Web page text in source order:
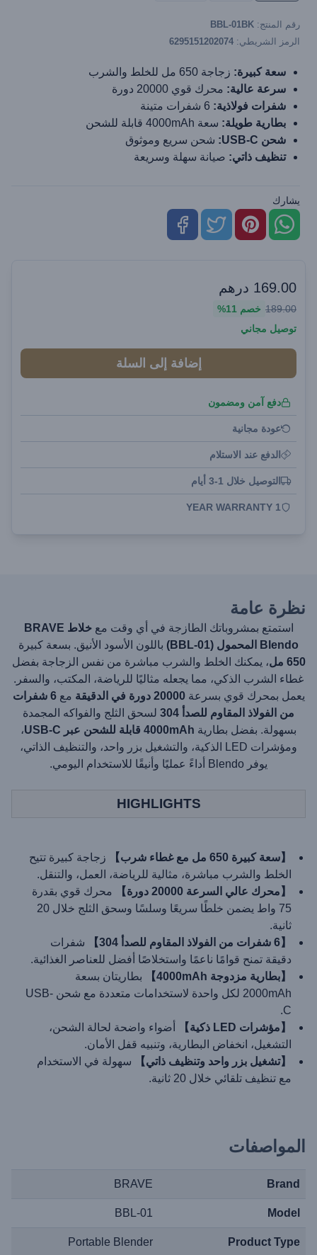
رقم المنتج: BBL-01BK
الرمز الشريطي: 6295151202074
سعة كبيرة: زجاجة 650 مل للخلط والشرب
سرعة عالية: محرك قوي 20000 دورة
شفرات فولاذية:
بطارية طويلة: سعة 4000mAh قابلة للشحن
شحن USB-C:
شحن سريع وموثوق
تنظيف ذاتي: صيانة سهلة وسريعة
يشارك
169.00 درهم
189.00 خصم 11%
توصيل مجاني
إضافة إلى السلة
دفع آمن ومضمون
عودة مجانية
الدفع عند الاستلام
التوصيل خلال 1-3 أيام
1 YEAR WARRANTY
نظرة عامة
استمتع بمشروباتك الطازجة في أي وقت مع
خلاط BRAVE
Blendo المحمول (BBL-01)
باللون الأسود الأنيق. بسعة كبيرة
650 مل
، يمكنك الخلط والشرب مباشرة من نفس الزجاجة بفضل
غطاء الشرب الذكي، مما يجعله مثاليًا للرياضة، المكتب، والسفر.
يعمل بمحرك قوي بسرعة20000 دورة في الدقيقة مع
6 شفرات
من الفولاذ المقاوم للصدأ 304
لسحق الثلج والفواكه المجمدة
بسهولة. بفضل بطارية 4000mAh قابلة للشحن عبر USB-C
،
ومؤشرات LED الذكية، والتشغيل بزر واحد، والتنظيف الذاتي،
يوفر Blendo أداءً عمليًا وأنيقًا للاستخدام اليومي.
HIGHLIGHTS
【سعة كبيرة 650 مل مع غطاء شرب】
زجاجة كبيرة تتيح
الخلط والشرب مباشرة، مثالية للرياضة، العمل، والتنقل.
【محرك عالي السرعة 20000 دورة】
محرك قوي بقدرة
75 واط يضمن خلطًا سريعًا وسلسًا وسحق الثلج خلال 20
ثانية.
【6 شفرات من الفولاذ المقاوم للصدأ 304】
شفرات
دقيقة تمنح قوامًا ناعمًا واستخلاصًا أفضل للعناصر الغذائية.
【بطارية مزدوجة 4000mAh】
بطاريتان بسعة
2000mAh لكل واحدة لاستخدامات متعددة مع شحن USB-
C.
【مؤشرات LED ذكية】
أضواء واضحة لحالة الشحن،
التشغيل، انخفاض البطارية، وتنبيه قفل الأمان.
【تشغيل بزر واحد وتنظيف ذاتي】
سهولة في الاستخدام
مع تنظيف تلقائي خلال 20 ثانية.
المواصفات
Brand
BRAVE
Model
BBL-01
Product Type
Portable Blender